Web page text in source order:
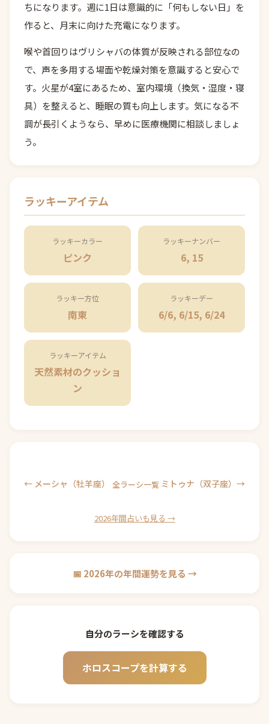
ちになります。週に1日は意識的に「何もしない日」を
作ると、月末に向けた充電になります。
喉や首回りはヴリシャバの体質が反映される部位なの
で、声を多用する場面や乾燥対策を意識すると安心で
す。火星が4室にあるため、室内環境（換気・湿度・寝
具）を整えると、睡眠の質も向上します。気になる不
調が長引くようなら、早めに医療機関に相談しましょ
う。
ラッキーアイテム
ラッキーカラー
ピンク
ラッキーナンバー
6, 15
ラッキー方位
南東
ラッキーデー
6/6, 6/15, 6/24
ラッキーアイテム
天然素材のクッショ
ン
← メーシャ（牡羊座） 全ラーシ一覧 ミトゥナ（双子座）→
2026年間占いも見る →
📅 2026年の年間運勢を見る →
自分のラーシを確認する
ホロスコープを計算する